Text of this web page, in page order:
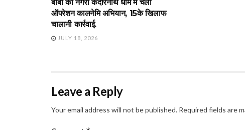
बाबा की नगरी केदारनाथ धाम में चला
ऑपरेशन कालनेमि अभियान, 15के खिलाफ
चालानी कार्रवाई.
JULY 18, 2026
Leave a Reply
Your email address will not be published. Required fields are